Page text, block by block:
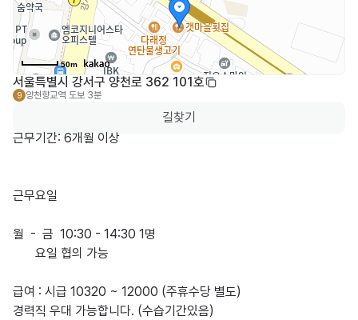
50m
서울특별시 강서구 양천로 362 101호
9 양천향교역 도보 3분
길찾기
근무기간: 6개월 이상
근무요일
월  -  금  10:30 - 14:30 1명
급여 : 시급 10320 ~ 12000 (주휴수당 별도)
경력직 우대 가능합니다. (수습기간있음)